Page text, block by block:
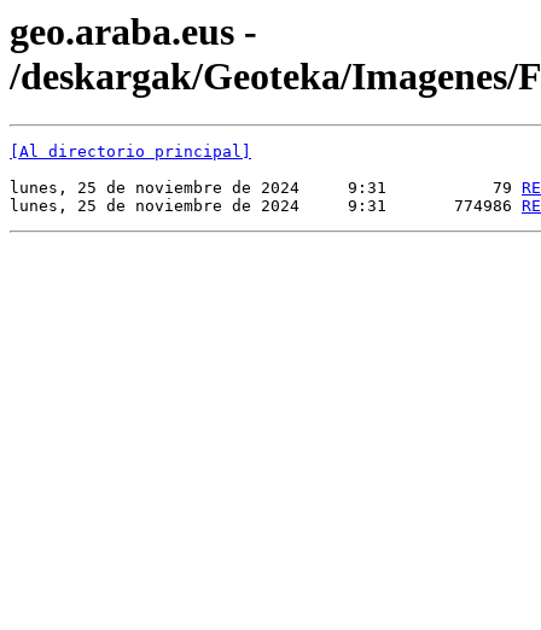
geo.araba.eus -
/deskargak/Geoteka/Imagenes/
[Al directorio principal]
lunes, 25 de noviembre de 2024     9:31           79
lunes, 25 de noviembre de 2024     9:31       774986